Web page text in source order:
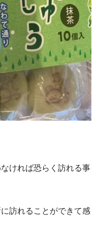
ければ恐らく訪れる事
訪れることができて感